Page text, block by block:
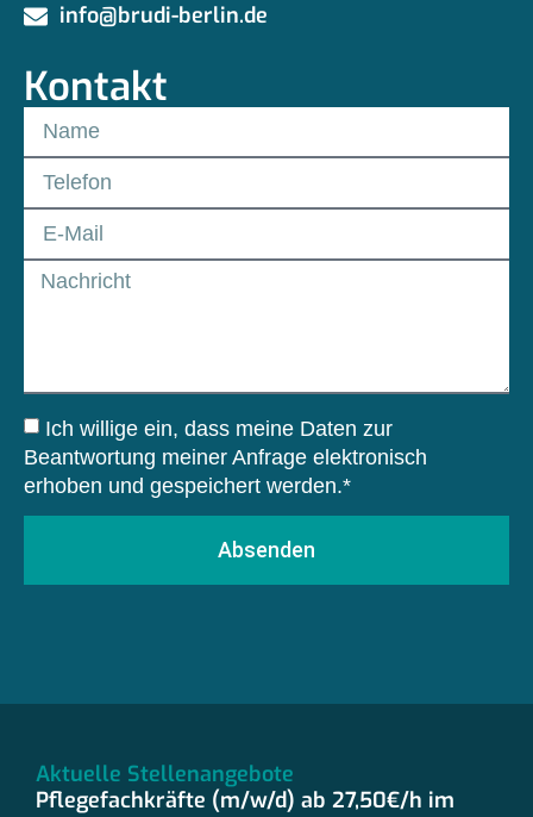
info@brudi-berlin.de
Kontakt
Ich willige ein, dass meine Daten zur
Beantwortung meiner Anfrage elektronisch
erhoben und gespeichert werden.*
Absenden
Aktuelle Stellenangebote
Pflegefachkräfte (m/w/d) ab 27,50€/h im